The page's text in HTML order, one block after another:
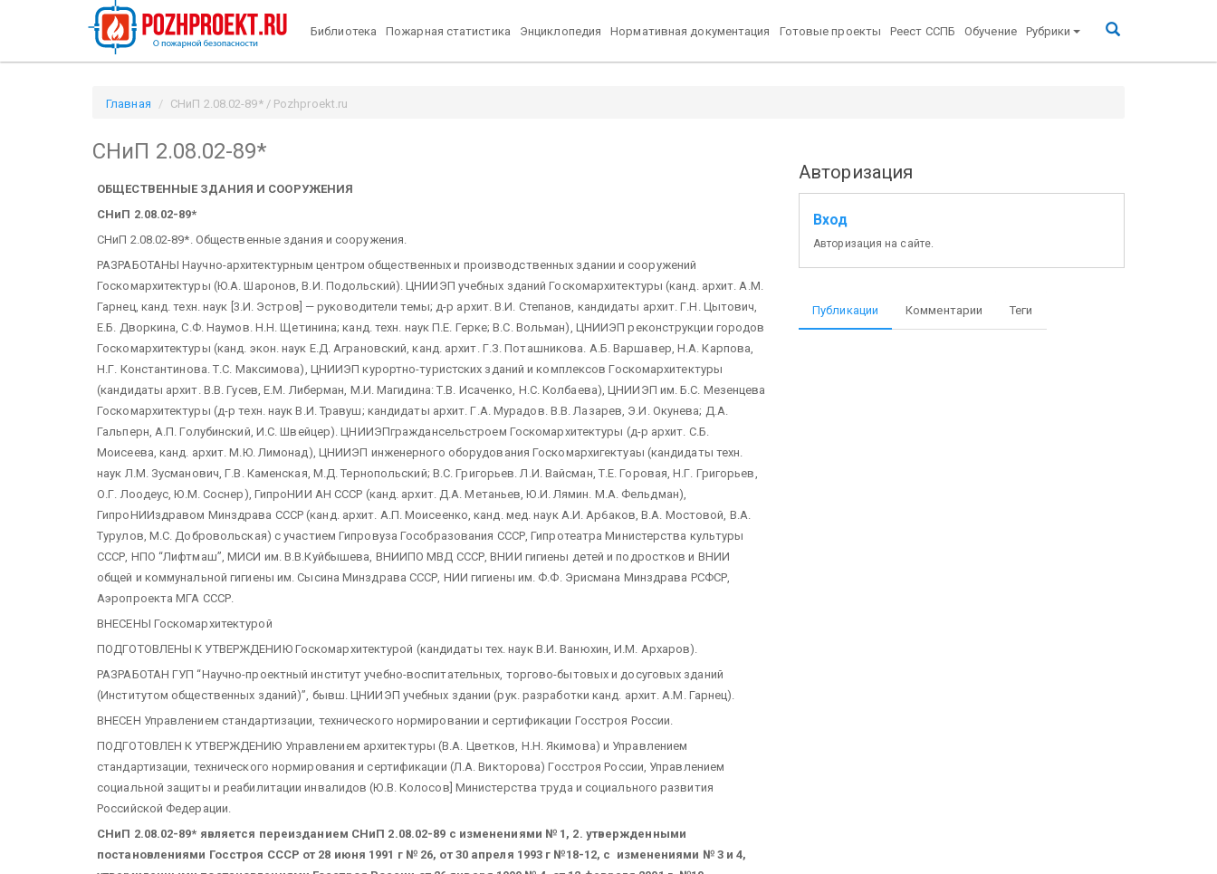
Библиотека Пожарная статистика Энциклопедия Нормативная документация Готовые проекты Реест ССПБ Обучение Рубрики
Главная СНиП 2.08.02-89* / Pozhproekt.ru
СНиП 2.08.02-89*
ОБЩЕСТВЕННЫЕ ЗДАНИЯ И СООРУЖЕНИЯ
СНиП 2.08.02-89*
СНиП 2.08.02-89*. Общественные здания и сооружения.
РАЗРАБОТАНЫ Научно-архитектурным центром общественных и производственных здании и сооружений
Госкомархитектуры (Ю.А. Шаронов, В.И. Подольский). ЦНИИЭП учебных зданий Госкомархитектуры (канд. архит. А.М.
Гарнец, канд. техн. наук [3.И. Эстров] — руководители темы; д-р архит. В.И. Степанов, кандидаты архит. Г.Н. Цытович,
Е.Б. Дворкина, С.Ф. Наумов. Н.Н. Щетинина; канд. техн. наук П.Е. Герке; В.С. Вольман), ЦНИИЭП реконструкции городов
Госкомархитектуры (канд. экон. наук Е.Д. Аграновский, канд. архит. Г.З. Поташникова. А.Б. Варшавер, Н.А. Карпова,
Н.Г. Константинова. Т.С. Максимова), ЦНИИЭП курортно-туристских зданий и комплексов Госкомархитектуры
(кандидаты архит. В.В. Гусев, Е.М. Либерман, М.И. Магидина: Т.В. Исаченко, Н.С. Колбаева), ЦНИИЭП им. Б.С. Мезенцева
Госкомархитектуры (д-р техн. наук В.И. Травуш; кандидаты архит. Г.А. Мурадов. В.В. Лазарев, Э.И. Окунева; Д.А.
Гальперн, А.П. Голубинский, И.С. Швейцер). ЦНИИЭПграждансельстроем Госкомархитектуры (д-р архит. С.Б.
Моисеева, канд. архит. М.Ю. Лимонад), ЦНИИЭП инженерного оборудования Госкомархигектуаы (кандидаты техн.
наук Л.М. Зусманович, Г.В. Каменская, М.Д. Тернопольский; В.С. Григорьев. Л.И. Вайсман, Т.Е. Горовая, Н.Г. Григорьев,
О.Г. Лоодеус, Ю.М. Соснер), ГипроНИИ АН СССР (канд. архит. Д.А. Метаньев, Ю.И. Лямин. М.А. Фельдман),
ГипроНИИздравом Минздрава СССР (канд. архит. А.П. Моисеенко, канд. мед. наук А.И. Ар6аков, В.А. Мостовой, В.А.
Турулов, М.С. Добровольская) с участием Гипровуза Гособразования СССР, Гипротеатра Министерства культуры
СССР, НПО “Лифтмаш”, МИСИ им. В.В.Куйбышева, ВНИИПО МВД СССР, ВНИИ гигиены детей и подростков и ВНИИ
общей и коммунальной гигиены им. Сысина Минздрава СССР, НИИ гигиены им. Ф.Ф. Эрисмана Минздрава РСФСР,
Аэропроекта МГА СССР.
ВНЕСЕНЫ Госкомархитектурой
ПОДГОТОВЛЕНЫ К УТВЕРЖДЕНИЮ Госкомархитектурой (кандидаты тех. наук В.И. Ванюхин, И.М. Архаров).
РАЗРАБОТАН ГУП “Научно-проектный институт учебно-воспитательных, торгово-бытовых и досуговых зданий
(Институтом общественных зданий)”, бывш. ЦНИИЭП учебных здании (рук. разработки канд. архит. А.М. Гарнец).
ВНЕСЕН Управлением стандартизации, технического нормировании и сертификации Госстроя России.
ПОДГОТОВЛЕН К УТВЕРЖДЕНИЮ Управлением архитектуры (В.А. Цветков, Н.Н. Якимова) и Управлением
стандартизации, технического нормирования и сертификации (Л.А. Викторова) Госстроя России, Управлением
социальной защиты и реабилитации инвалидов (Ю.В. Колосов] Министерства труда и социального развития
Российской Федерации.
СНиП 2.08.02-89* является переизданием СНиП 2.08.02-89 с изменениями № 1, 2. утвержденными
постановлениями Госстроя СССР от 28 июня 1991 г № 26, от 30 апреля 1993 г №18-12, с изменениями № 3 и 4,
Авторизация
Вход
Авторизация на сайте.
Публикации Комментарии Теги